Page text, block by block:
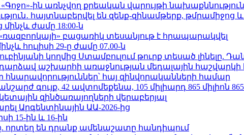
«Գոջո»-ին առնչվող քրեական վարույթի
հայտնաբերվել են զենք-զինամթերք, թմրամիջոց
մինչև ժամը 18:00-ն
«ռազբորկայի» բացառիկ տեսանյութ է հրապարակվել
հուլիսի 29-ը ժամը 07.00-ն
կողմից Ստամբուլում թուրք տեսած լինելը.
աշխարհի առաջնության մեդալային հաշվարկի
հնարավորություններ՝ հայ զինվորականների համար
գույք, 42 ավտոմեքենա, 105 միլիարդ 865 միլիոն
զինծառայողների վերաբերյալ
Արգենտինային ԱԱ-2026-ից
15-ին և 16-ին
են դրանք ամենաշատը հանդիպում